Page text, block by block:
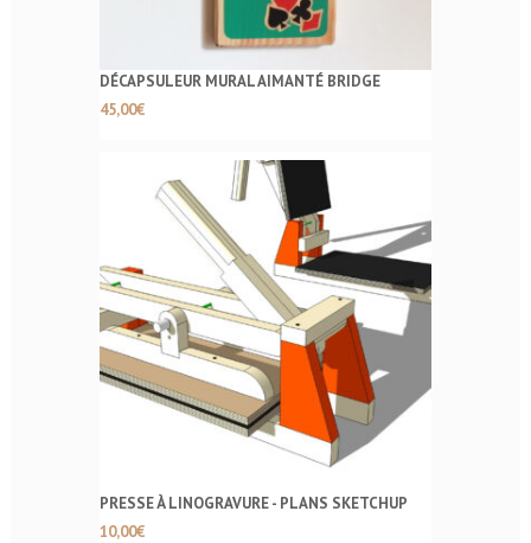
DÉCAPSULEUR MURAL AIMANTÉ BRIDGE
45,00€
PRESSE À LINOGRAVURE - PLANS SKETCHUP
10,00€